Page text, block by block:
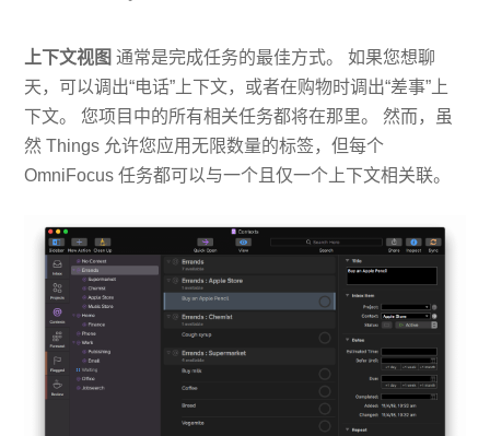
上下文视图 通常是完成任务的最佳方式。 如果您想聊
天，可以调出“电话”上下文，或者在购物时调出“差事”上
下文。 您项目中的所有相关任务都将在那里。 然而，虽
然 Things 允许您应用无限数量的标签，但每个
OmniFocus 任务都可以与一个且仅一个上下文相关联。